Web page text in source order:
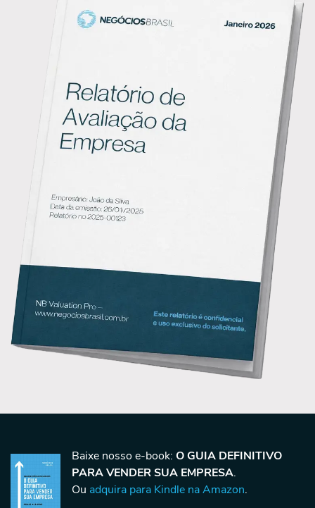
Baixe nosso e-book: O GUIA DEFINITIVO
PARA VENDER SUA EMPRESA.
Ou adquira para Kindle na Amazon.